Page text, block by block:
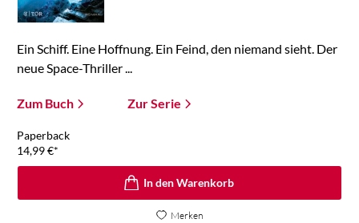
Ein Schiff. Eine Hoffnung. Ein Feind, den niemand sieht. Der
neue Space-Thriller ...
Zum Buch Zur Serie
Paperback
14,99€*
In den Warenkorb
Merken